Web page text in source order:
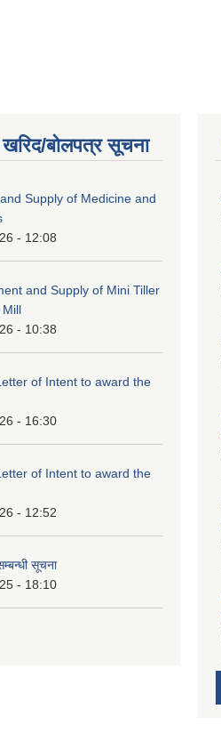
खरिद/बोलपत्र सूचना
Supply of Medicine and
- 12:08
and Supply of Mini Tiller
- 10:38
of Intent to award the
- 16:30
of Intent to award the
- 12:52
सूचना
- 18:10